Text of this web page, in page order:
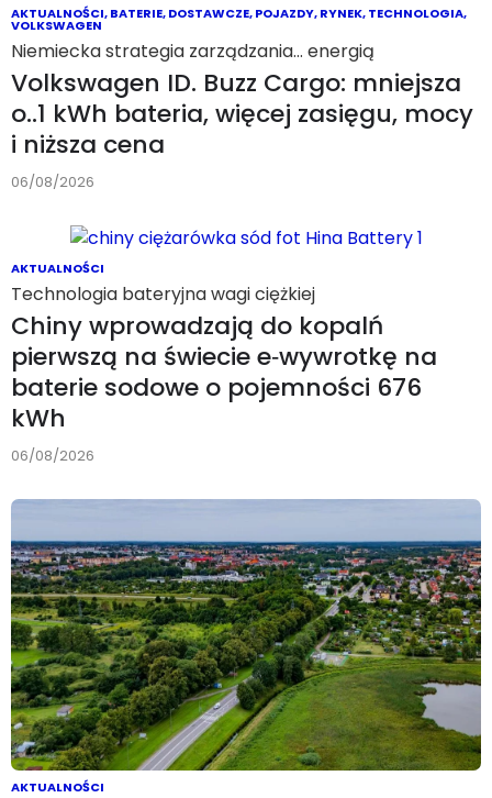
AKTUALNOŚCI,BATERIE,DOSTAWCZE,POJAZDY,RYNEK,TECHNOLOGIA,
VOLKSWAGEN
Niemiecka strategia zarządzania… energią
Volkswagen ID. Buzz Cargo: mniejsza
o..1 kWh bateria, więcej zasięgu, mocy
i niższa cena
06/08/2026
AKTUALNOŚCI
Technologia bateryjna wagi ciężkiej
Chiny wprowadzają do kopalń
pierwszą na świecie e‑wywrotkę na
baterie sodowe o pojemności 676
kWh
06/08/2026
AKTUALNOŚCI